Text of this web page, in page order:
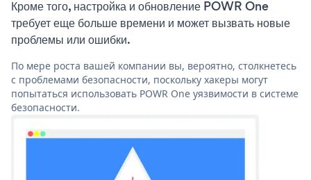
Кроме того, настройка и обновление POWR One
требует еще больше времени и может вызвать новые
проблемы или ошибки.
По мере роста вашей компании вы, вероятно, столкнетесь
с проблемами безопасности, поскольку хакеры могут
попытаться использовать POWR One уязвимости в системе
безопасности.